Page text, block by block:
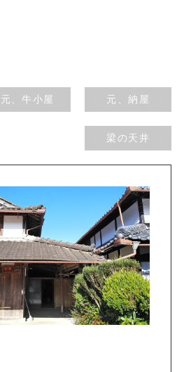
元、牛小屋 元、納屋
梁の天井